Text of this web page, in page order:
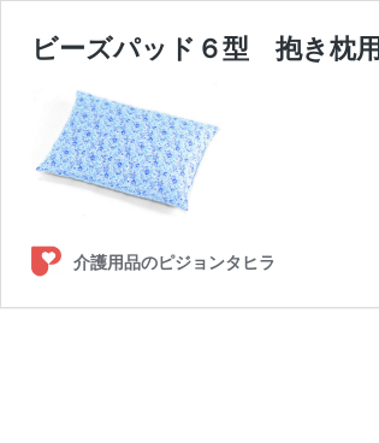
ビーズパッド６型 抱き枕用
介護用品のピジョンタヒラ